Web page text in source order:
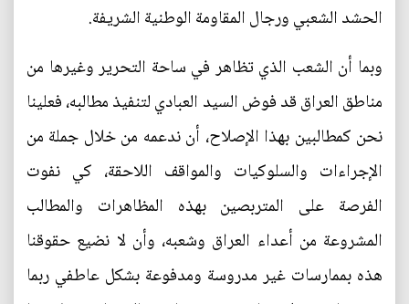
الحشد الشعبي ورجال المقاومة الوطنية الشريفة.
وبما أن الشعب الذي تظاهر في ساحة التحرير وغيرها من
مناطق العراق قد فوض السيد العبادي لتنفيذ مطالبه، فعلينا
نحن كمطالبين بهذا الإصلاح، أن ندعمه من خلال جملة من
الإجراءات والسلوكيات والمواقف اللاحقة، كي نفوت
الفرصة على المتربصين بهذه المظاهرات والمطالب
المشروعة من أعداء العراق وشعبه، وأن لا نضيع حقوقنا
هذه بممارسات غير مدروسة ومدفوعة بشكل عاطفي ربما